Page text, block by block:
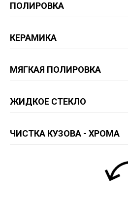
ПОЛИРОВКА
КЕРАМИКА
МЯГКАЯ ПОЛИРОВКА
ЖИДКОЕ СТЕКЛО
ЧИСТКА КУЗОВА - ХРОМА